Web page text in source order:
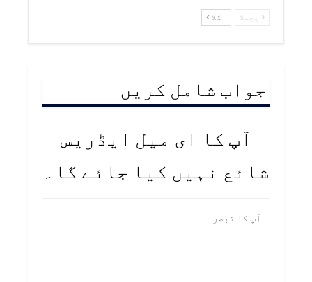
پچھلا اگلا
جواب شامل کریں
آپ کا ای میل ایڈریس
شائع نہیں کیا جائے گا۔